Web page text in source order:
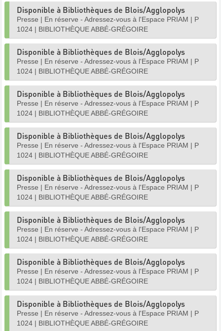
Disponible à Bibliothèques de Blois/Agglopolys
Presse | En réserve - Adressez-vous à l'Espace PRIAM | P
1024 | BIBLIOTHÈQUE ABBÉ-GRÉGOIRE
Disponible à Bibliothèques de Blois/Agglopolys
Presse | En réserve - Adressez-vous à l'Espace PRIAM | P
1024 | BIBLIOTHÈQUE ABBÉ-GRÉGOIRE
Disponible à Bibliothèques de Blois/Agglopolys
Presse | En réserve - Adressez-vous à l'Espace PRIAM | P
1024 | BIBLIOTHÈQUE ABBÉ-GRÉGOIRE
Disponible à Bibliothèques de Blois/Agglopolys
Presse | En réserve - Adressez-vous à l'Espace PRIAM | P
1024 | BIBLIOTHÈQUE ABBÉ-GRÉGOIRE
Disponible à Bibliothèques de Blois/Agglopolys
Presse | En réserve - Adressez-vous à l'Espace PRIAM | P
1024 | BIBLIOTHÈQUE ABBÉ-GRÉGOIRE
Disponible à Bibliothèques de Blois/Agglopolys
Presse | En réserve - Adressez-vous à l'Espace PRIAM | P
1024 | BIBLIOTHÈQUE ABBÉ-GRÉGOIRE
Disponible à Bibliothèques de Blois/Agglopolys
Presse | En réserve - Adressez-vous à l'Espace PRIAM | P
1024 | BIBLIOTHÈQUE ABBÉ-GRÉGOIRE
Disponible à Bibliothèques de Blois/Agglopolys
Presse | En réserve - Adressez-vous à l'Espace PRIAM | P
1024 | BIBLIOTHÈQUE ABBÉ-GRÉGOIRE